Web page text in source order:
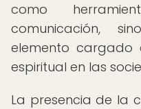
como
comunicación,
elemento cargado
espiritual en las
La presencia de la